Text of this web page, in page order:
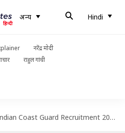
अन्य Hindi
नरेंद्र मोदी
राहुल गांधी
Coast Guard Recruitment 2019: 10वीं पास वालों के लिए निकली भर्ती, जानें विवरण